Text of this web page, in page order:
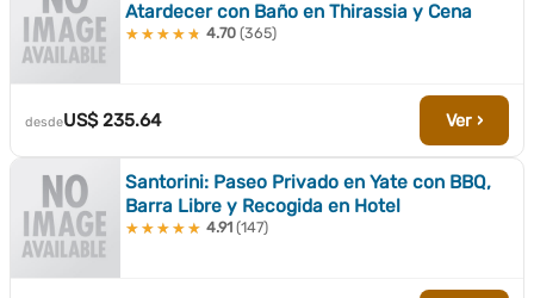
Atardecer con Baño en Thirassia y Cena
★★★★★
★★★★★ 4.70 (365)
desdeUS$ 235.64 Ver ›
Santorini: Paseo Privado en Yate con BBQ,
Barra Libre y Recogida en Hotel
★★★★★
★★★★★ 4.91 (147)